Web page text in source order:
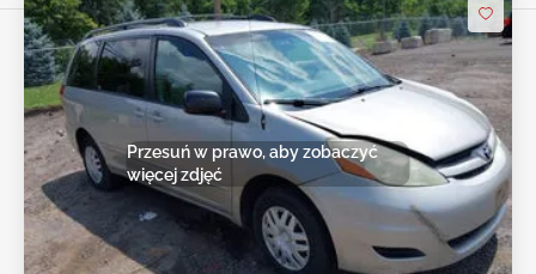
Przesuń w prawo, aby zobaczyć
więcej zdjęć